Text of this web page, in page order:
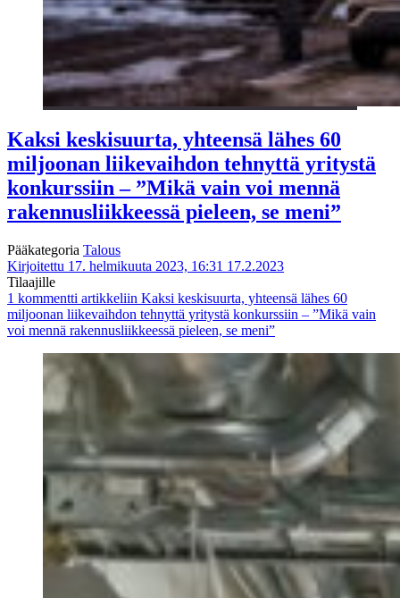
Kaksi keskisuurta, yhteensä lähes 60
miljoonan liikevaihdon tehnyttä yritystä
konkurssiin – ”Mikä vain voi mennä
rakennusliikkeessä pieleen, se meni”
Pääkategoria Talous
Kirjoitettu 17. helmikuuta 2023, 16:31 17.2.2023
Tilaajille
1 kommentti artikkeliin Kaksi keskisuurta, yhteensä lähes 60
miljoonan liikevaihdon tehnyttä yritystä konkurssiin – ”Mikä vain
voi mennä rakennusliikkeessä pieleen, se meni”